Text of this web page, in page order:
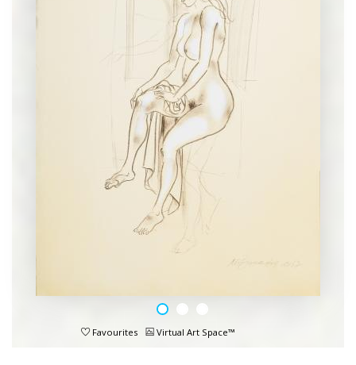
Favourites Virtual Art Space™